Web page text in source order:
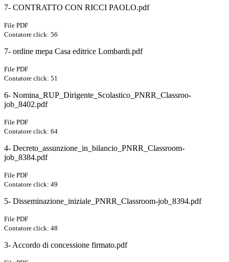
7- CONTRATTO CON RICCI PAOLO.pdf
File PDF
Contatore click: 56
7- ordine mepa Casa editrice Lombardi.pdf
File PDF
Contatore click: 51
6- Nomina_RUP_Dirigente_Scolastico_PNRR_Classroo-
job_8402.pdf
File PDF
Contatore click: 64
4- Decreto_assunzione_in_bilancio_PNRR_Classroom-
job_8384.pdf
File PDF
Contatore click: 49
5- Disseminazione_iniziale_PNRR_Classroom-job_8394.pdf
File PDF
Contatore click: 48
3- Accordo di concessione firmato.pdf